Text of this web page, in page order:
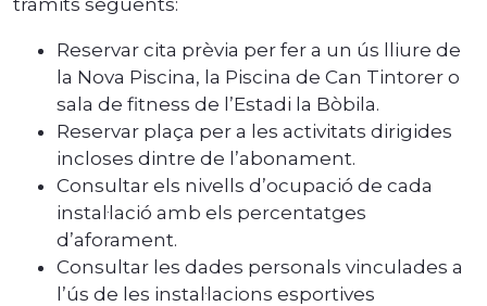
Reservar cita prèvia per fer a un ús lliure de
la Nova Piscina, la Piscina de Can Tintorer o
sala de fitness de l’Estadi la Bòbila.
Reservar plaça per a les activitats dirigides
incloses dintre de l’abonament.
Consultar els nivells d’ocupació de cada
instal·lació amb els percentatges
d’aforament.
Consultar les dades personals vinculades a
l’ús de les instal·lacions esportives